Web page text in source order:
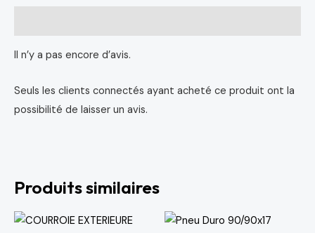
Il n’y a pas encore d’avis.
Seuls les clients connectés ayant acheté ce produit ont la
possibilité de laisser un avis.
Produits similaires